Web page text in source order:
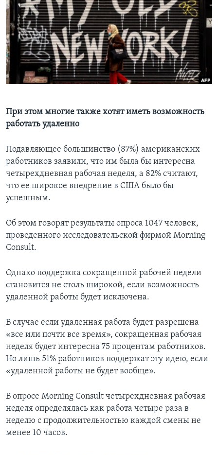
Learning English
СОЦИАЛЬНЫЕ СЕТИ
При этом многие также хотят иметь возможность
работать удаленно
Подавляющее большинство (87%) американских
работников заявили, что им была бы интересна
четырехдневная рабочая неделя, а 82% считают,
что ее широкое внедрение в США было бы
успешным.
Об этом говорят результаты опроса 1047 человек,
проведенного исследовательской фирмой Morning
Consult.
Однако поддержка сокращенной рабочей недели
становится не столь широкой, если возможность
удаленной работы будет исключена.
В случае если удаленная работа будет разрешена
«все или почти все время», сокращенная рабочая
неделя будет интересна 75 процентам работников.
Но лишь 51% работников поддержат эту идею, если
«удаленной работы не будет вообще».
В опросе Morning Consult четырехдневная рабочая
неделя определялась как работа четыре раза в
неделю с продолжительностью каждой смены не
менее 10 часов.